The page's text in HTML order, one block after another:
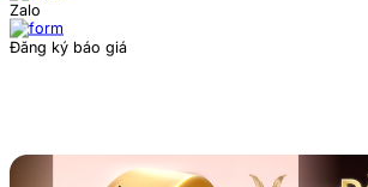
Zalo
Đăng ký báo giá